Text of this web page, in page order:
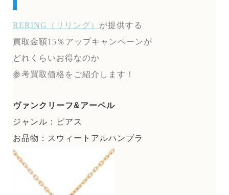
RERING（リリング） が提供する
買取金額15％アップキャンペーンが
どれくらいお得なのか
参考買取価格をご紹介します！
ヴァンクリーフ&アーペル
ジャンル：ピアス
お品物：スウィートアルハンブラ